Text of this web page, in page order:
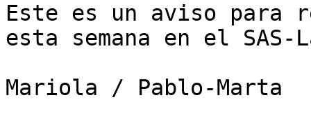
Este es un aviso para
esta semana en el
Mariola / Pablo-Marta